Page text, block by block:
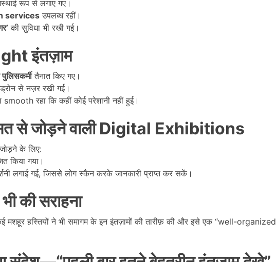
रूप से लगाए गए।
servicesउपलब्ध रहीं।
’ की सुविधा भी रखी गई।
इंतज़ाम
तैनात किए गए।
से नज़र रखी गई।
रहा कि कहीं कोई परेशानी नहीं हुई।
से जोड़ने वालीDigital Exhibitions
के लिए:
किया गया।
लगाई गई, जिससे लोग स्कैन करके जानकारी प्राप्त कर सकें।
की सराहना
हस्तियों ने भी समागम के इन इंतज़ामों की तारीफ़ की और इसे एक “well-organized